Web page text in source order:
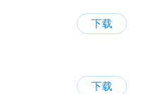
下载
下载